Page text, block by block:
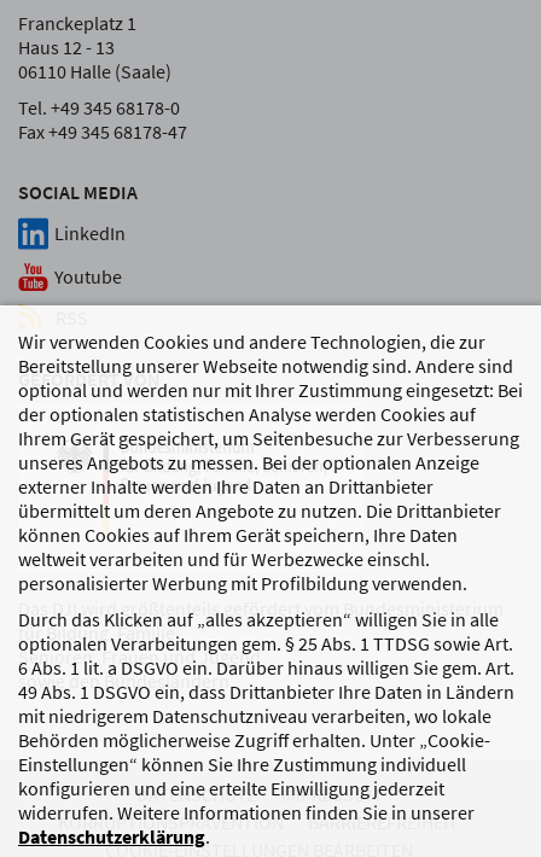
Wir verwenden Cookies und andere Technologien, die zur
Bereitstellung unserer Webseite notwendig sind. Andere sind
optional und werden nur mit Ihrer Zustimmung eingesetzt: Bei
der optionalen statistischen Analyse werden Cookies auf
Ihrem Gerät gespeichert, um Seitenbesuche zur Verbesserung
unseres Angebots zu messen. Bei der optionalen Anzeige
externer Inhalte werden Ihre Daten an Drittanbieter
übermittelt um deren Angebote zu nutzen. Die Drittanbieter
können Cookies auf Ihrem Gerät speichern, Ihre Daten
weltweit verarbeiten und für Werbezwecke einschl.
personalisierter Werbung mit Profilbildung verwenden.
Durch das Klicken auf „alles akzeptieren“ willigen Sie in alle
optionalen Verarbeitungen gem. § 25 Abs. 1 TTDSG sowie Art.
6 Abs. 1 lit. a DSGVO ein. Darüber hinaus willigen Sie gem. Art.
49 Abs. 1 DSGVO ein, dass Drittanbieter Ihre Daten in Ländern
mit niedrigerem Datenschutzniveau verarbeiten, wo lokale
Behörden möglicherweise Zugriff erhalten. Unter „Cookie-
Einstellungen“ können Sie Ihre Zustimmung individuell
konfigurieren und eine erteilte Einwilligung jederzeit
widerrufen. Weitere Informationen finden Sie in unserer
Datenschutzerklärung.
SOCIAL MEDIA
LinkedIn
Youtube
Franckeplatz 1
Haus 12 - 13
06110 Halle (Saale)
Tel. +49 345 68178-0
Fax +49 345 68178-47
GEFÖRDERT VON
Das DJI wird größtenteils gefördert vom Bundesministerium
für Bildung, Familie,
Senioren, Frauen und Jugend
sowie den Bundesländern.
DATENSCHUTZ
IMPRESSUM
KORRUPTIONSPRÄVENTION
BARRIEREFREIHEIT
COOKIE-EINSTELLUNGEN BEARBEITEN